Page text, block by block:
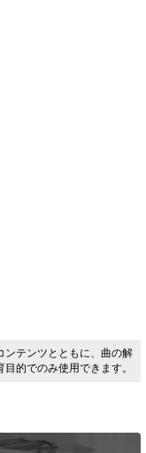
テンツとともに、曲の解
的でのみ使用できます。